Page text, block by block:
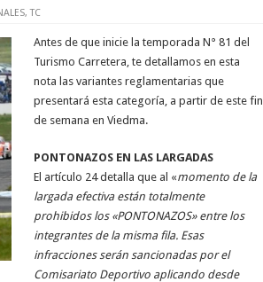
,TC
Antes de que inicie la temporada N° 81 del
Turismo Carretera, te detallamos en esta
nota las variantes reglamentarias que
presentará esta categoría, a partir de este fin
de semana en Viedma.
PONTONAZOS EN LAS LARGADAS
El artículo 24 detalla que al «momento de la
largada efectiva están totalmente
prohibidos los «PONTONAZOS» entre los
integrantes de la misma fila. Esas
infracciones serán sancionadas por el
Comisariato Deportivo aplicando desde